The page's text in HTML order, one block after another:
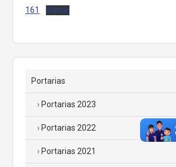
161 Baixar
Portarias
Portarias 2023
Portarias 2022
Portarias 2021